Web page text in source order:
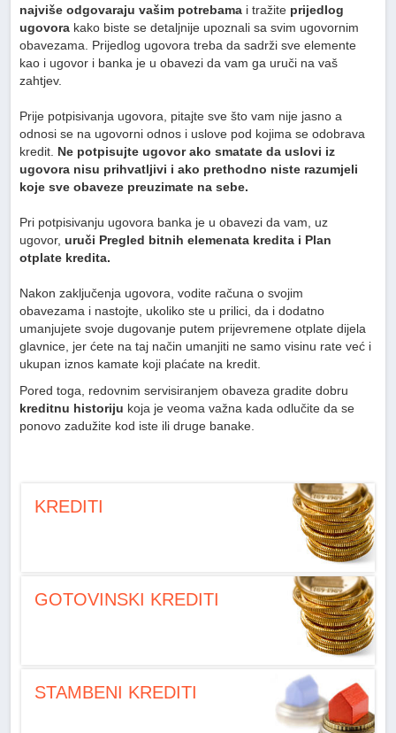
najviše odgovaraju vašim potrebama i tražite prijedlog
ugovora kako biste se detaljnije upoznali sa svim ugovornim
obavezama. Prijedlog ugovora treba da sadrži sve elemente
kao i ugovor i banka je u obavezi da vam ga uruči na vaš
zahtjev.
Prije potpisivanja ugovora, pitajte sve što vam nije jasno a
odnosi se na ugovorni odnos i uslove pod kojima se odobrava
kredit. Ne potpisujte ugovor ako smatate da uslovi iz
ugovora nisu prihvatljivi i ako prethodno niste razumjeli
koje sve obaveze preuzimate na sebe.
Pri potpisivanju ugovora banka je u obavezi da vam, uz
ugovor, uruči Pregled bitnih elemenata kredita i Plan
otplate kredita.
Nakon zaključenja ugovora, vodite računa o svojim
obavezama i nastojte, ukoliko ste u prilici, da i dodatno
umanjujete svoje dugovanje putem prijevremene otplate dijela
glavnice, jer ćete na taj način umanjiti ne samo visinu rate već i
ukupan iznos kamate koji plaćate na kredit.
Pored toga, redovnim servisiranjem obaveza gradite dobru
kreditnu historiju koja je veoma važna kada odlučite da se
ponovo zadužite kod iste ili druge banake.
KREDITI
GOTOVINSKI KREDITI
STAMBENI KREDITI